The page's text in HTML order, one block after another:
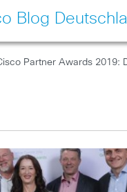
Blog
Partner Awards 2019: